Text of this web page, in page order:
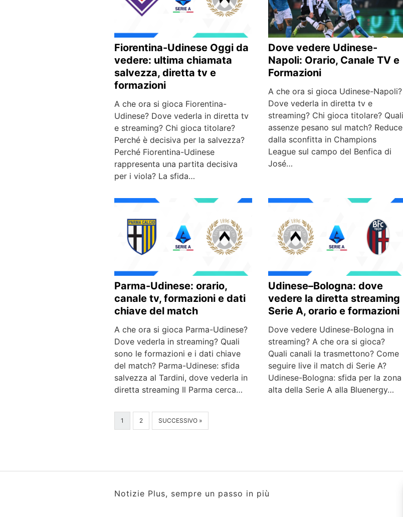
Fiorentina-Udinese Oggi da
vedere: ultima chiamata
salvezza, diretta tv e
formazioni
A che ora si gioca Fiorentina-
Udinese? Dove vederla in diretta tv
e streaming? Chi gioca titolare?
Perché è decisiva per la salvezza?
Perché Fiorentina-Udinese
rappresenta una partita decisiva
per i viola? La sfida…
Dove vedere Udinese-
Napoli: Orario, Canale TV e
Formazioni
A che ora si gioca Udinese-Napoli?
Dove vederla in diretta tv e
streaming? Chi gioca titolare? Quali
assenze pesano sul match? Reduce
dalla sconfitta in Champions
League sul campo del Benfica di
José…
Parma-Udinese: orario,
canale tv, formazioni e dati
chiave del match
A che ora si gioca Parma-Udinese?
Dove vederla in streaming? Quali
sono le formazioni e i dati chiave
del match? Parma-Udinese: sfida
salvezza al Tardini, dove vederla in
diretta streaming Il Parma cerca…
Udinese–Bologna: dove
vedere la diretta streaming
Serie A, orario e formazioni
Dove vedere Udinese-Bologna in
streaming? A che ora si gioca?
Quali canali la trasmettono? Come
seguire live il match di Serie A?
Udinese-Bologna: sfida per la zona
alta della Serie A alla Bluenergy…
1 2 SUCCESSIVO »
Notizie Plus, sempre un passo in più